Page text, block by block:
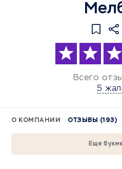
Всего
5
О КОМПАНИИ ОТЗЫВЫ (193)
Еще